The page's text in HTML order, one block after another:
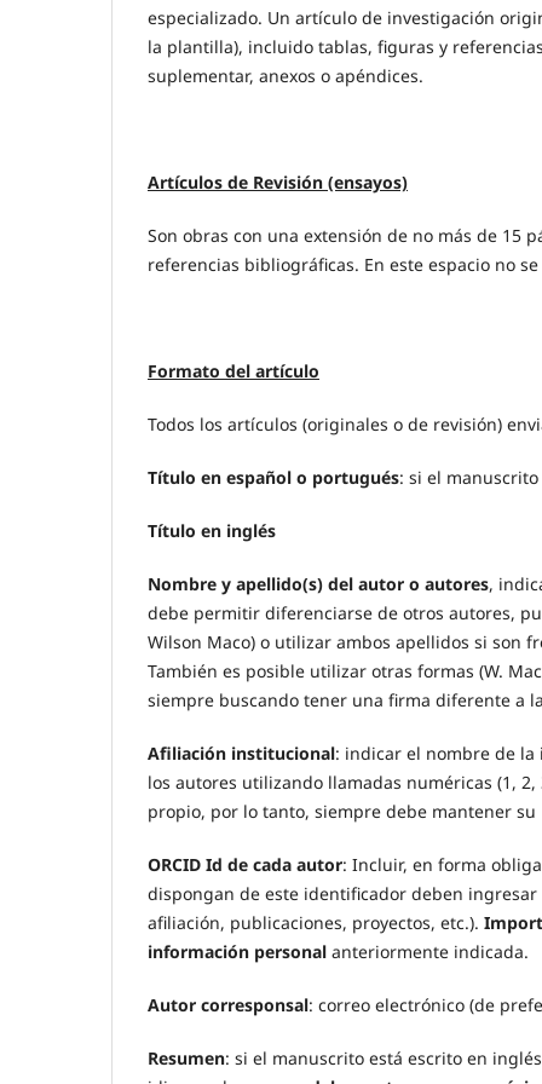
especializado. Un artículo de investigación
la plantilla), incluido tablas, figuras y
suplementar, anexos o apéndices.
Artículos de Revisión (ensayos)
Son obras con una extensión de no más de 15
referencias bibliográficas. En este espacio no
Formato del artículo
Todos los artículos (originales o de revisión)
Título en español o portugués: si el
Título en inglés
Nombre y apellido(s) del autor o autores,
debe permitir diferenciarse de otros autores,
Wilson Maco) o utilizar ambos apellidos si son
También es posible utilizar otras formas (W.
siempre buscando tener una firma diferente a
Afiliación institucional: indicar el nombre de
los autores utilizando llamadas numéricas (1,
propio, por lo tanto, siempre debe mantener
ORCID Id de cada autor: Incluir, en forma
dispongan de este identificador deben
afiliación, publicaciones, proyectos, etc.).
información personal anteriormente indicada.
Autor corresponsal: correo electrónico (de
Resumen: si el manuscrito está escrito en